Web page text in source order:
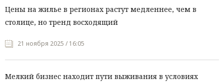
Цены на жилье в регионах растут медленнее, чем в
столице, но тренд восходящий
21 ноября 2025 / 16:05
Мелкий бизнес находит пути выживания в условиях